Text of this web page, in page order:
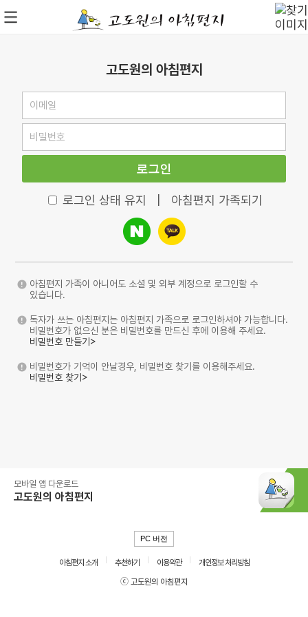
고도원의 아침편지
로그인
로그인 상태 유지 아침편지 가족되기
아침편지 가족이 아니어도 소셜 및 외부 계정으로 로그인할 수
있습니다.
독자가 쓰는 아침편지는 아침편지 가족으로 로그인하셔야 가능합니다.
비밀번호가 없으신 분은 비밀번호를 만드신 후에 이용해 주세요.
비밀번호 만들기>
비밀번호가 기억이 안날경우, 비밀번호 찾기를 이용해주세요.
비밀번호 찾기>
모바일 앱 다운로드
고도원의 아침편지
PC 버전
아침편지 소개 추천하기 이용약관
개인정보 처리방침
ⓒ 고도원의 아침편지